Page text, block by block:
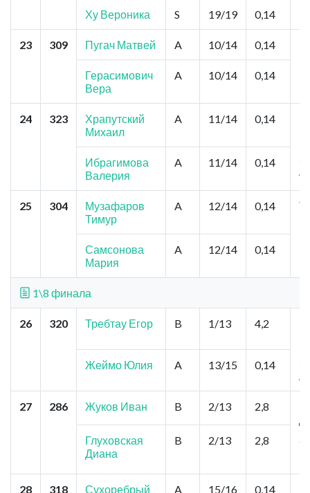
Ху Вероника
S 19/19 0,14
23 309 Пугач Матвей A 10/14 0,14
Герасимович
Вера
A 10/14 0,14
24 323
Храпутский
Михаил
A 11/14 0,14
Ибрагимова
Валерия
A 11/14 0,14
25 304
Музафаров
Тимур
A 12/14 0,14
Самсонова
Мария
A 12/14 0,14
1\8 финала
26 320 Требтау Егор B 1/13 4,2
Жеймо Юлия A 13/15 0,14
27 286 Жуков Иван B 2/13 2,8
Глуховская
Диана
B 2/13 2,8
28 318 Сухоребрый A 15/16 0,14